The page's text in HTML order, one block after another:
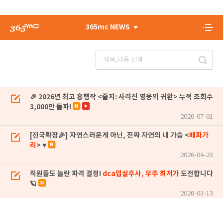
365mc NEWS
🎉 2026년 최고 흥행작 <줄지: 사라진 영웅의 귀환> 누적 조회수
3,000만 돌파!
2026-07-01
[전국확장🎉] 자연스러운게 아닌, 진짜 자연의 내 가슴 <배파가
리 > ♥
2026-04-23
직원들도 놀란 파격 결정! dca밉살주사, 우주 최저가도전합니다
🪐
2026-03-13